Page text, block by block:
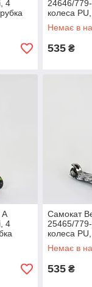
4
24646/
колеса
керма
Немає в
535 ₴
А
4
Самокат
25465/
колеса
керма
Немає в
535 ₴